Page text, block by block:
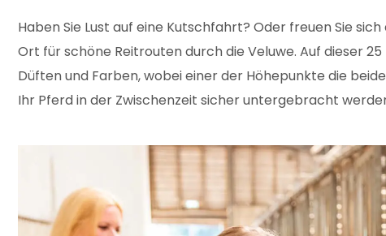
Haben Sie Lust auf eine Kutschfahrt? Oder freuen Sie
Ort für schöne Reitrouten durch die Veluwe. Auf dieser
Düften und Farben, wobei einer der Höhepunkte die
Ihr Pferd in der Zwischenzeit sicher untergebracht